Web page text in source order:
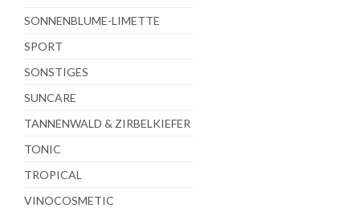
SONNENBLUME-LIMETTE
SPORT
SONSTIGES
SUNCARE
TANNENWALD & ZIRBELKIEFER
TONIC
TROPICAL
VINOCOSMETIC